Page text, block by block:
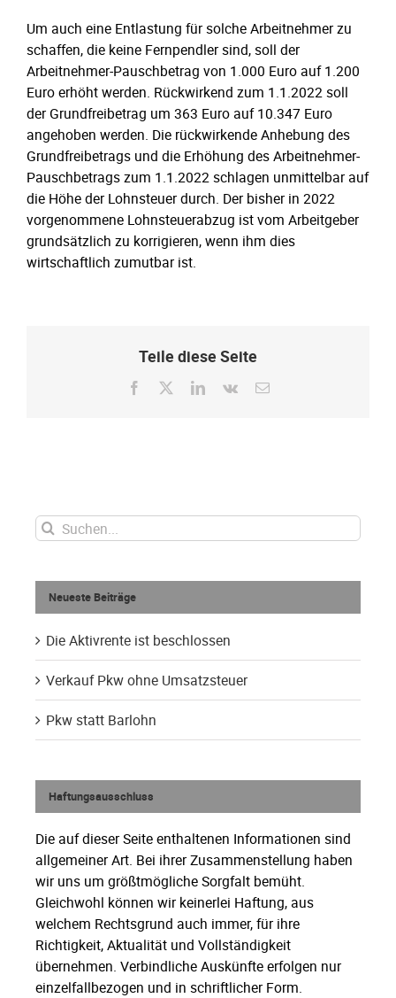
Um auch eine Entlastung für solche Arbeitnehmer zu
schaffen, die keine Fernpendler sind, soll der
Arbeitnehmer-Pauschbetrag von 1.000 Euro auf 1.200
Euro erhöht werden. Rückwirkend zum 1.1.2022 soll
der Grundfreibetrag um 363 Euro auf 10.347 Euro
angehoben werden. Die rückwirkende Anhebung des
Grundfreibetrags und die Erhöhung des Arbeitnehmer-
Pauschbetrags zum 1.1.2022 schlagen unmittelbar auf
die Höhe der Lohnsteuer durch. Der bisher in 2022
vorgenommene Lohnsteuerabzug ist vom Arbeitgeber
grundsätzlich zu korrigieren, wenn ihm dies
wirtschaftlich zumutbar ist.
Teile diese Seite
Facebook LinkedIn
Vk
E-
Suche
nach:
Neueste Beiträge
Die Aktivrente ist beschlossen
Verkauf Pkw ohne Umsatzsteuer
Pkw statt Barlohn
Haftungsausschluss
Die auf dieser Seite enthaltenen Informationen sind
allgemeiner Art. Bei ihrer Zusammenstellung haben
wir uns um größtmögliche Sorgfalt bemüht.
Gleichwohl können wir keinerlei Haftung, aus
welchem Rechtsgrund auch immer, für ihre
Richtigkeit, Aktualität und Vollständigkeit
übernehmen. Verbindliche Auskünfte erfolgen nur
einzelfallbezogen und in schriftlicher Form.